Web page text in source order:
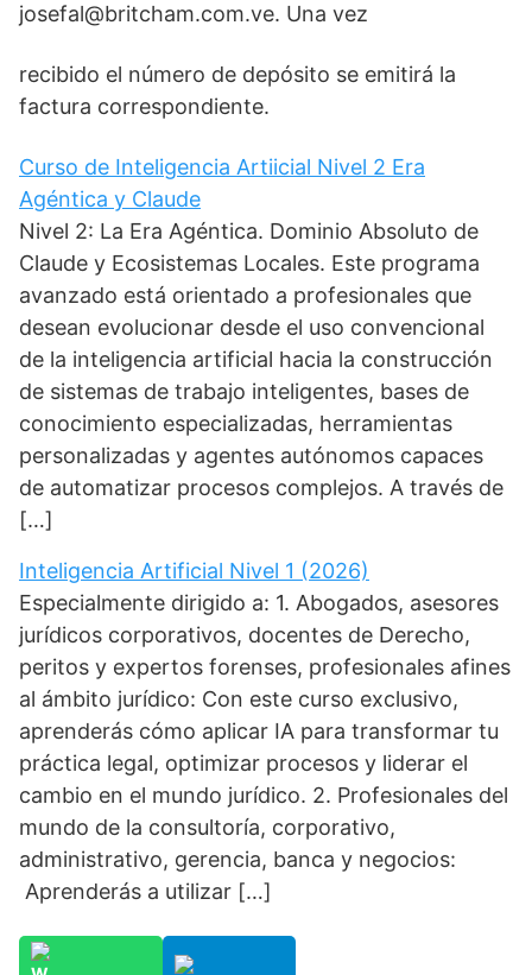
josefal@britcham.com.ve. Una vez
recibido el número de depósito se emitirá la
factura correspondiente.
Curso de Inteligencia Artiicial Nivel 2 Era
Agéntica y Claude
Nivel 2: La Era Agéntica. Dominio Absoluto de
Claude y Ecosistemas Locales. Este programa
avanzado está orientado a profesionales que
desean evolucionar desde el uso convencional
de la inteligencia artificial hacia la construcción
de sistemas de trabajo inteligentes, bases de
conocimiento especializadas, herramientas
personalizadas y agentes autónomos capaces
de automatizar procesos complejos. A través de
[…]
Inteligencia Artificial Nivel 1 (2026)
Especialmente dirigido a: 1. Abogados, asesores
jurídicos corporativos, docentes de Derecho,
peritos y expertos forenses, profesionales afines
al ámbito jurídico: Con este curso exclusivo,
aprenderás cómo aplicar IA para transformar tu
práctica legal, optimizar procesos y liderar el
cambio en el mundo jurídico. 2. Profesionales del
mundo de la consultoría, corporativo,
administrativo, gerencia, banca y negocios:
Aprenderás a utilizar […]